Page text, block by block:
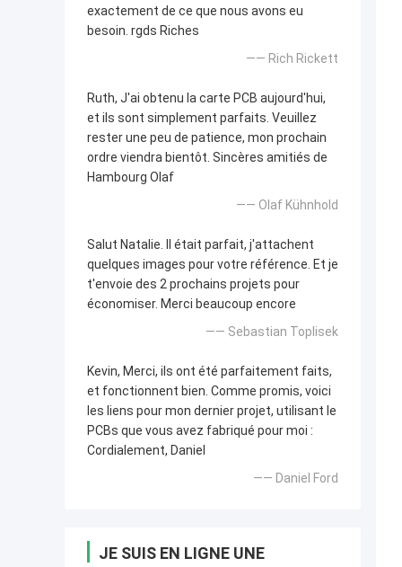
exactement de ce que nous avons eu
besoin. rgds Riches
—— Rich Rickett
Ruth, J'ai obtenu la carte PCB aujourd'hui,
et ils sont simplement parfaits. Veuillez
rester une peu de patience, mon prochain
ordre viendra bientôt. Sincères amitiés de
Hambourg Olaf
—— Olaf Kühnhold
Salut Natalie. Il était parfait, j'attachent
quelques images pour votre référence. Et je
t'envoie des 2 prochains projets pour
économiser. Merci beaucoup encore
—— Sebastian Toplisek
Kevin, Merci, ils ont été parfaitement faits,
et fonctionnent bien. Comme promis, voici
les liens pour mon dernier projet, utilisant le
PCBs que vous avez fabriqué pour moi :
Cordialement, Daniel
—— Daniel Ford
JE SUIS EN LIGNE UNE